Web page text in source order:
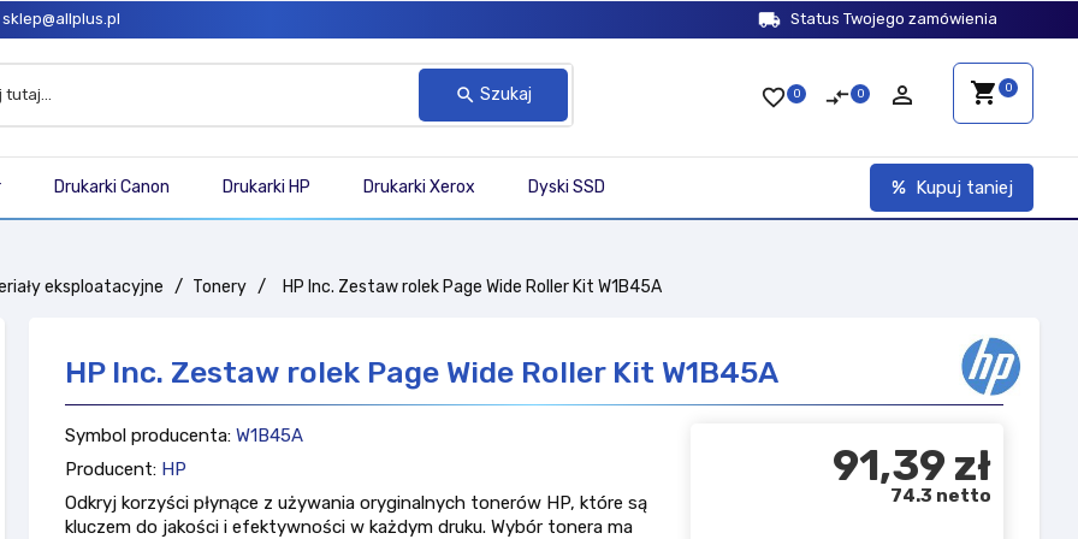
sklep@allplus.pl local_shipping Status Twojego zamówienia
shopping_cart 0
person_outline
compare_arrows 0
favorite_border 0
search Szukaj
Kupuj taniej
Drukarki Canon Drukarki HP Drukarki Xerox Dyski SSD
eksploatacyjne Tonery HP Inc. Zestaw rolek Page Wide Roller Kit W1B45A
HP Inc. Zestaw rolek Page Wide Roller Kit W1B45A
Symbol producenta: W1B45A
Producent: HP
Odkryj korzyści płynące z używania oryginalnych tonerów HP, które są
kluczem do jakości i efektywności w każdym druku. Wybór tonera ma
91,39 zł
74.3 netto